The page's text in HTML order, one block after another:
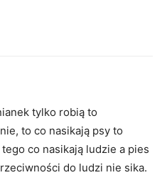
tylko robią to
to co nasikają psy to
co nasikają ludzie a pies
do ludzi nie sika.